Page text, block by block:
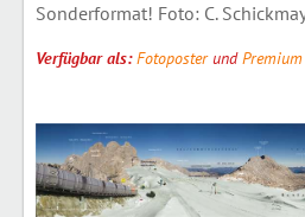
Sonderformat! Foto: C.
Verfügbar als:Fotoposterund